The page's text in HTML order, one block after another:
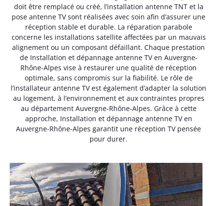
doit être remplacé ou créé, l’installation antenne TNT et la
pose antenne TV sont réalisées avec soin afin d’assurer une
réception stable et durable. La réparation parabole
concerne les installations satellite affectées par un mauvais
alignement ou un composant défaillant. Chaque prestation
de Installation et dépannage antenne TV en Auvergne-
Rhône-Alpes vise à restaurer une qualité de réception
optimale, sans compromis sur la fiabilité. Le rôle de
l’installateur antenne TV est également d’adapter la solution
au logement, à l’environnement et aux contraintes propres
au département Auvergne-Rhône-Alpes. Grâce à cette
approche, Installation et dépannage antenne TV en
Auvergne-Rhône-Alpes garantit une réception TV pensée
pour durer.